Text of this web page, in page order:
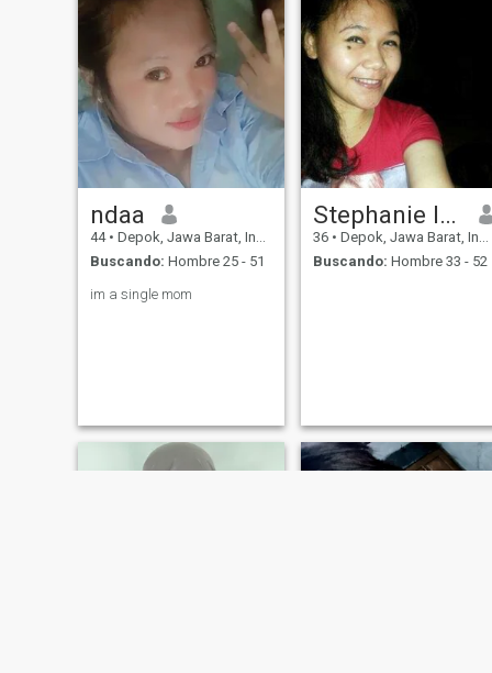
ndaa
44 • Depok, Jawa Barat, Indonesia
Buscando: Hombre 25 - 51
im a single mom
Stephanie Isabella Claudya
36 • Depok, Jawa Barat, Indonesia
Buscando: Hombre 33 - 52